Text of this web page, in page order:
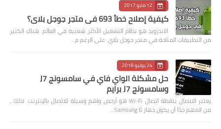
12 مايو 2017
كيفية إصلاح خطأ 693 في متجر جوجل بلاي؟
الاندرويد هو نظام التشغيل الأكثر شعبية في العالم. هناك الكثير
من التطبيقات المتاحة في متجر جوجل بلاي. على الرغم م…
24 يوليو 2018
حل مشكلة الواي فاي في سامسونج J7
وسامسونج J7 برايم
يعتبر الاتصال بنقطة اتصال Wi-Fi هو أرخص واهم وسيلة للاتصال بالإنترنت. لذلك ،
من المهم جدًا أن يكون جهاز Samsung G…